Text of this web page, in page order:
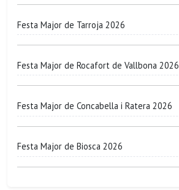
Festa Major de Tarroja 2026
Festa Major de Rocafort de Vallbona 2026
Festa Major de Concabella i Ratera 2026
Festa Major de Biosca 2026